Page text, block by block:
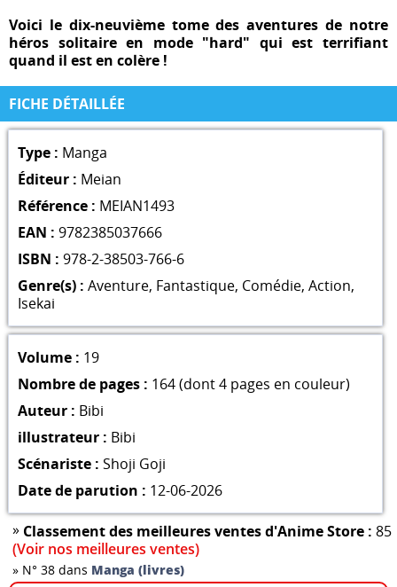
Voici le dix-neuvième tome des aventures de notre
héros solitaire en mode "hard" qui est terrifiant
quand il est en colère !
FICHE DÉTAILLÉE
Type : Manga
Éditeur : Meian
Référence : MEIAN1493
EAN : 9782385037666
ISBN : 978-2-38503-766-6
Genre(s) : Aventure, Fantastique, Comédie, Action,
Isekai
Volume : 19
Nombre de pages : 164 (dont 4 pages en couleur)
Auteur : Bibi
illustrateur : Bibi
Scénariste : Shoji Goji
Date de parution : 12-06-2026
» Classement des meilleures ventes d'Anime Store : 85
(Voir nos meilleures ventes)
» N° 38 dans Manga (livres)